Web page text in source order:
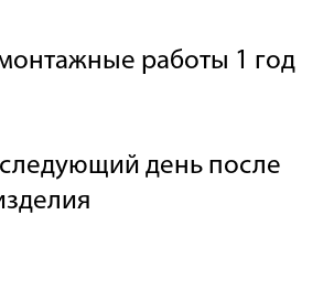
работы 1 год
день после